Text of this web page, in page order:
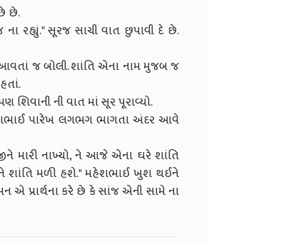
છે.
રહ્યું." સૂરજ સાચી વાત છુપાવી દે છે.
જ બોલી. શાંતિ એના નામ મુજબ જ
ની વાત માં સૂર પૂરાવ્યો.
પારેખ લગભગ ભાગતા અંદર આવે
મારી નાખ્યો, ને આજે એના ઘરે શાંતિ
શાંતિ મળી હશે." મહેશભાઈ ખુશ થઈને
પ્રાર્થના કરે છે કે સાંજ એની સામે ના